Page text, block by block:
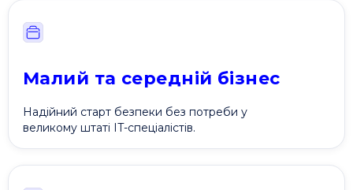
Малий та середній бізнес
Надійний старт безпеки без потреби у
великому штаті IT-спеціалістів.